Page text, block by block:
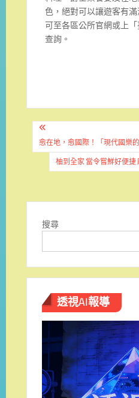
色，絕對可以讓遊客有
可至各區公所官網或上
查詢。
文
章愈在地，愈國際！「現代國樂
柚到全家 當令嘗鮮好便捷
搜尋
透視AI報導